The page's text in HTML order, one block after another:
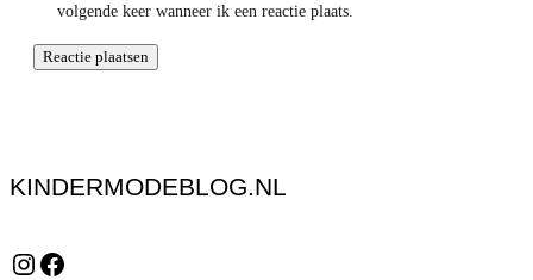
volgende keer wanneer ik een reactie plaats.
KINDERMODEBLOG.NL
Instagram Facebook